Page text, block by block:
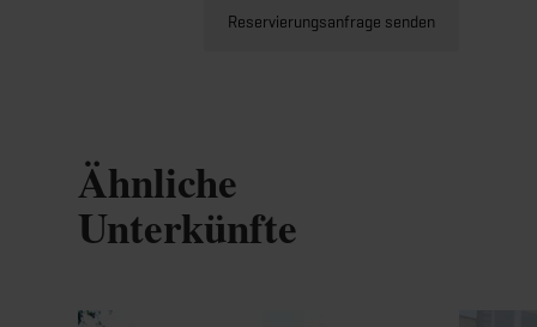
Reservierungsanfrage senden
Ähnliche
Unterkünfte